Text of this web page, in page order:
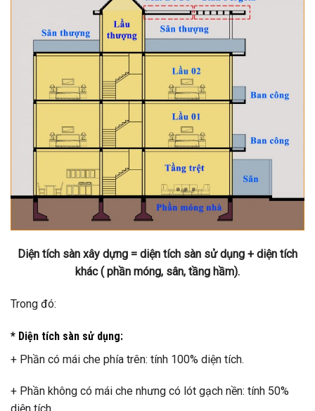
Diện tích sàn xây dựng = diện tích sàn sử dụng + diện tích
khác ( phần móng, sân, tầng hầm).
Trong đó:
* Diện tích sàn sử dụng:
+ Phần có mái che phía trên: tính 100% diện tích.
+ Phần không có mái che nhưng có lót gạch nền: tính 50%